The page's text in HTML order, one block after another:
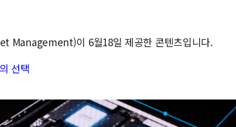
Management)이 6월18일 제공한 콘텐츠입니다.
선택